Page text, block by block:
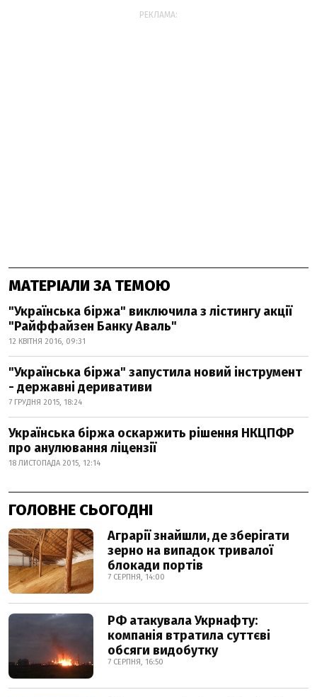
РЕКЛАМА:
МАТЕРІАЛИ ЗА ТЕМОЮ
"Українська біржа" виключила з лістингу акції
"Райффайзен Банку Аваль"
12 КВІТНЯ 2016, 09:31
"Українська біржа" запустила новий інструмент
- державні деривативи
7 ГРУДНЯ 2015, 18:24
Українська біржа оскаржить рішення НКЦПФР
про анулювання ліцензії
18 ЛИСТОПАДА 2015, 12:14
ГОЛОВНЕ СЬОГОДНІ
Аграрії знайшли, де зберігати
зерно на випадок тривалої
блокади портів
7 СЕРПНЯ, 14:00
РФ атакувала Укрнафту:
компанія втратила суттєві
обсяги видобутку
7 СЕРПНЯ, 16:50